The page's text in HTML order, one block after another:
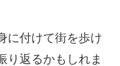
に付けて街を歩け
り返るかもしれま